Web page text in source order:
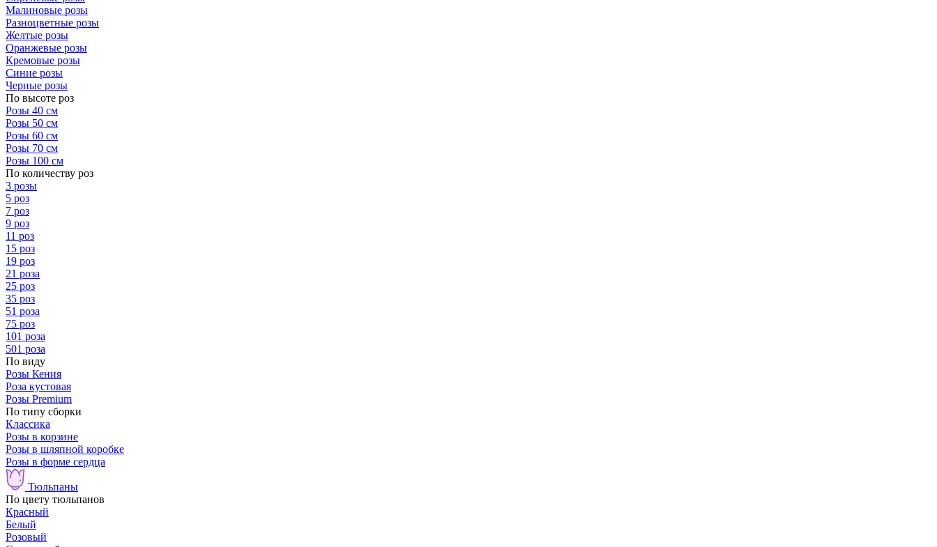
Малиновые розы
Разноцветные розы
Желтые розы
Оранжевые розы
Кремовые розы
Синие розы
Черные розы
По высоте роз
Розы 40 см
Розы 50 см
Розы 60 см
Розы 70 см
Розы 100 см
По количеству роз
3 розы
5 роз
7 роз
9 роз
11 роз
15 роз
19 роз
21 роза
25 роз
35 роз
51 роза
75 роз
101 роза
501 роза
По виду
Розы Кения
Роза кустовая
Розы Premium
По типу сборки
Классика
Розы в корзине
Розы в шляпной коробке
Розы в форме сердца
Тюльпаны
По цвету тюльпанов
Красный
Белый
Розовый